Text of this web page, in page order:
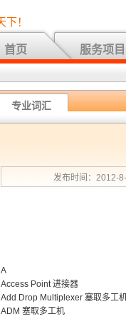
下！
首页 服务项目
专业词汇
发布时间：2012-
A
Access Point 进接器
Add Drop Multiplexer 塞取多工
ADM 塞取多工机